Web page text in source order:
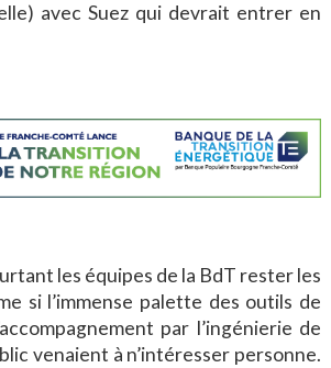
avec Suez qui devrait entrer en
les équipes de la BdT rester les
si l’immense palette des outils de
par l’ingénierie de
venaient à n’intéresser personne.